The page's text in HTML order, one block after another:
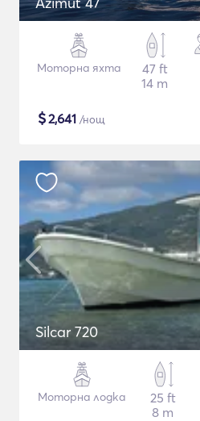
Моторна яхта
47 ft
14 m
$2,641 /нощ
Silcar 720
Моторна лодка
25 ft
8 m